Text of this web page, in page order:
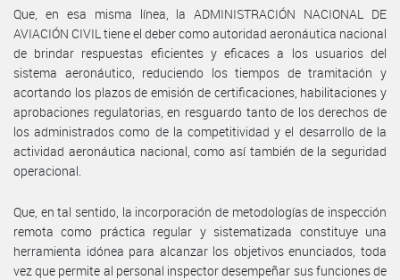
Que, en esa misma línea, la ADMINISTRACIÓN NACIONAL DE
AVIACIÓN CIVIL tiene el deber como autoridad aeronáutica nacional
de brindar respuestas eficientes y eficaces a los usuarios del
sistema aeronáutico, reduciendo los tiempos de tramitación y
acortando los plazos de emisión de certificaciones, habilitaciones y
aprobaciones regulatorias, en resguardo tanto de los derechos de
los administrados como de la competitividad y el desarrollo de la
actividad aeronáutica nacional, como así también de la seguridad
operacional.
Que, en tal sentido, la incorporación de metodologías de inspección
remota como práctica regular y sistematizada constituye una
herramienta idónea para alcanzar los objetivos enunciados, toda
vez que permite al personal inspector desempeñar sus funciones de